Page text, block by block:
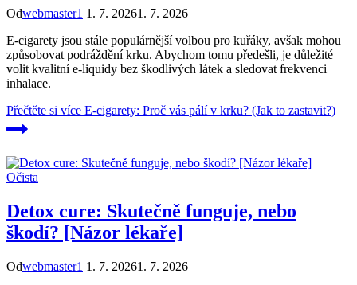
Odwebmaster1 1. 7. 20261. 7. 2026
E-cigarety jsou stále populárnější volbou pro kuřáky, avšak mohou
způsobovat podráždění krku. Abychom tomu předešli, je důležité
volit kvalitní e-liquidy bez škodlivých látek a sledovat frekvenci
inhalace.
Přečtěte si více E-cigarety: Proč vás pálí v krku? (Jak to zastavit?)
Očista
Detox cure: Skutečně funguje, nebo
škodí? [Názor lékaře]
Odwebmaster1 1. 7. 20261. 7. 2026